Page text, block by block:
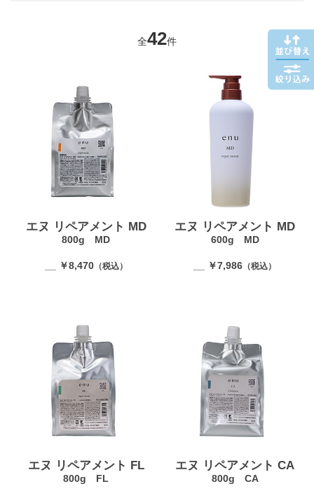
全42件
エヌ リペアメント MD
800g MD
__ ￥8,470（税込）
エヌ リペアメント MD
600g MD
__ ￥7,986 （税込）
エヌ リペアメント FL
800g FL
エヌ リペアメント CA
800g CA